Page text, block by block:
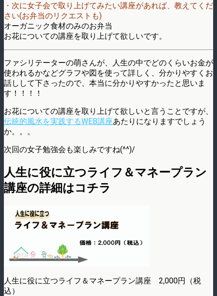
・次に女子会で取り上げてみたい講座があれば、教えてくだ
さい(お弁当のリクエストも)
オーガニック食材のみのお弁当
お花についての講座を取り上げて欲しいです。
ファシリテーターの萌さんが、人生の中でどのくらいお金が
使われるかなどグラフや図を使って詳しく、分かりやすくお
話しして下さったので、本当に分かりやすかったと思いま
す！！！！
お花についての講座を取り上げて欲しいと言うことですが、
伝統的風水を実践するWEB講座あたりになりますでしょう
か。。。
次回の女子勉強会も楽しみですね(^^)/
人生に役に立つライフ＆マネープラン
講座の詳細はコチラ
人生に役に立つライフ＆マネープラン講座 2,000円（税
込）